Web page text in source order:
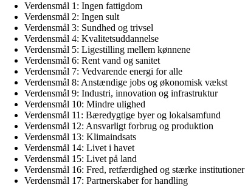
Verdensmål 1: Ingen fattigdom
Verdensmål 2: Ingen sult
Verdensmål 3: Sundhed og trivsel
Verdensmål 4: Kvalitetsuddannelse
Verdensmål 5: Ligestilling mellem kønnene
Verdensmål 6: Rent vand og sanitet
Verdensmål 7: Vedvarende energi for alle
Verdensmål 8: Anstændige jobs og økonomisk vækst
Verdensmål 9: Industri, innovation og infrastruktur
Verdensmål 10: Mindre ulighed
Verdensmål 11: Bæredygtige byer og lokalsamfund
Verdensmål 12: Ansvarligt forbrug og produktion
Verdensmål 13: Klimaindsats
Verdensmål 14: Livet i havet
Verdensmål 15: Livet på land
Verdensmål 16: Fred, retfærdighed og stærke institutioner
Verdensmål 17: Partnerskaber for handling